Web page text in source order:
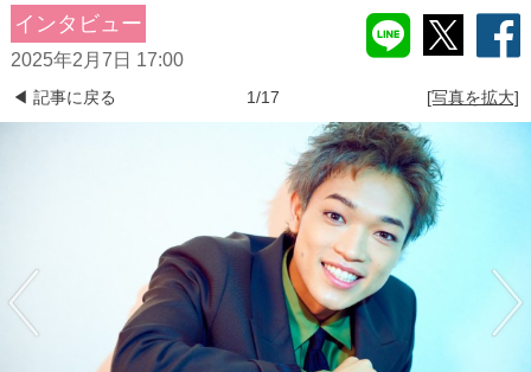
インタビュー
2025年2月7日 17:00
◀ 記事に戻る 1/17 [写真を拡大]